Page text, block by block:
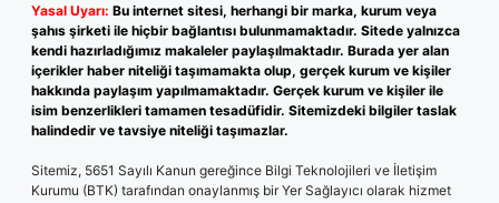
Yasal Uyarı: Bu internet sitesi, herhangi bir marka, kurum veya
şahıs şirketi ile hiçbir bağlantısı bulunmamaktadır. Sitede yalnızca
kendi hazırladığımız makaleler paylaşılmaktadır. Burada yer alan
içerikler haber niteliği taşımamakta olup, gerçek kurum ve kişiler
hakkında paylaşım yapılmamaktadır. Gerçek kurum ve kişiler ile
isim benzerlikleri tamamen tesadüfidir. Sitemizdeki bilgiler taslak
halindedir ve tavsiye niteliği taşımazlar.
Sitemiz, 5651 Sayılı Kanun gereğince Bilgi Teknolojileri ve İletişim
Kurumu (BTK) tarafından onaylanmış bir Yer Sağlayıcı olarak hizmet